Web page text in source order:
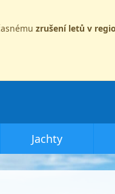
zrušení letů v
Jachty